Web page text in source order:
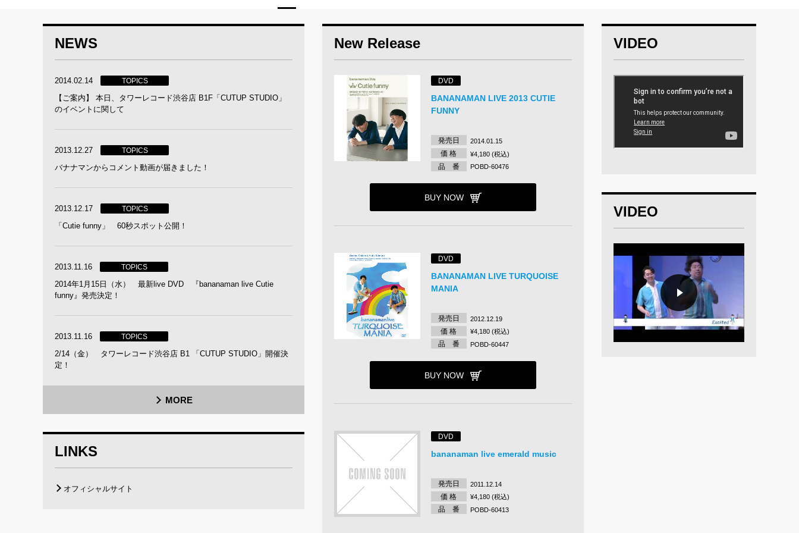
NEWS
2014.02.14 TOPICS
【ご案内】 本日、タワーレコード渋谷店 B1F「CUTUP STUDIO」
のイベントに関して
2013.12.27 TOPICS
バナナマンからコメント動画が届きました！
2013.12.17 TOPICS
「Cutie funny」 60秒スポット公開！
2013.11.16 TOPICS
2014年1月15日（水） 最新live DVD 『bananaman live Cutie
funny』発売決定！
2013.11.16 TOPICS
2/14（金） タワーレコード渋谷店 B1 「CUTUP STUDIO」開催決
定！
MORE
LINKS
オフィシャルサイト
New Release
DVD
BANANAMAN LIVE 2013 CUTIE
FUNNY
発売日 2014.01.15
価 格 ¥4,180 (税込)
品 番 POBD-60476
BUY NOW
DVD
BANANAMAN LIVE TURQUOISE
MANIA
発売日 2012.12.19
価 格 ¥4,180 (税込)
品 番 POBD-60447
BUY NOW
DVD
bananaman live emerald music
発売日 2011.12.14
価 格 ¥4,180 (税込)
品 番 POBD-60413
VIDEO
VIDEO